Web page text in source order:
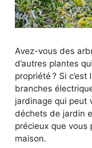
Avez-vous des
d’autres plantes
propriété ? Si
branches
jardinage qui peut
déchets de jardin
précieux que vous
maison.